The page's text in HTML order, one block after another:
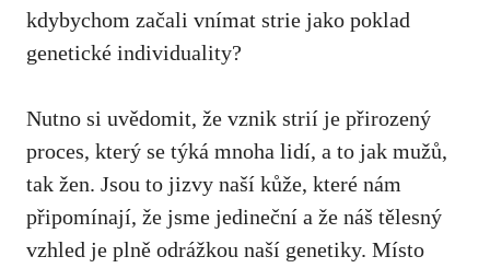
kdybychom ⁤začali vnímat strie⁣ jako​ poklad
genetické‍ individuality?
Nutno ⁣si uvědomit, že vznik⁤ strií je přirozený
proces,⁤ který se týká⁢ mnoha lidí, a to jak mužů,
tak žen.⁣ Jsou to jizvy naší⁢ kůže, které nám
připomínají, že jsme jedineční a že náš tělesný
vzhled je plně ‌odrážkou naší genetiky. Místo